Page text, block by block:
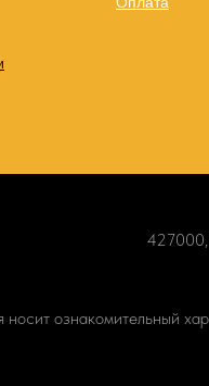
427000,
ознакомительный